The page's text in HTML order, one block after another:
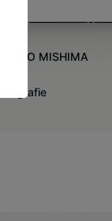
YUKIO MISHIMA
Biografie